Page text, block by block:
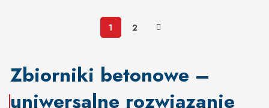
1 2
Zbiorniki betonowe –
uniwersalne rozwiązanie